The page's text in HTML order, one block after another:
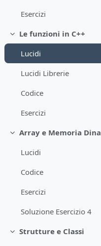
Esercizi
Minimizza
Le funzioni in C++
Lucidi
Lucidi Librerie
Codice
Esercizi
Minimizza
Array e Memoria
Lucidi
Codice
Esercizi
Soluzione Esercizio 4
Minimizza
Strutture e Classi